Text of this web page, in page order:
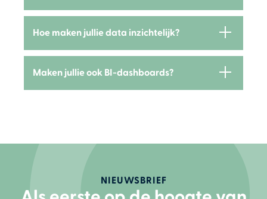
Hoe maken jullie data inzichtelijk?
Maken jullie ook BI-dashboards?
NIEUWSBRIEF